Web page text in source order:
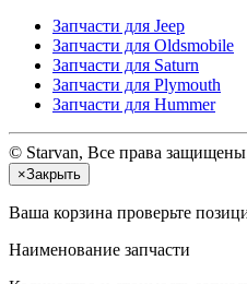
Запчасти для Jeep
Запчасти для Oldsmobile
Запчасти для Saturn
Запчасти для Plymouth
Запчасти для Hummer
© Starvan, Все права
×Закрыть
Ваша корзина проверьте
Наименование запчасти